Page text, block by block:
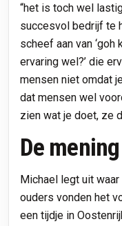
“het is toch wel
succesvol bedrijf te
scheef aan van
ervaring wel?’ die
mensen niet omdat
dat mensen wel
zien wat je doet, ze
De
Michael legt uit
ouders vonden het
een tijdje in